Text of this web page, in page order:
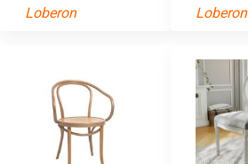
Loberon Loberon